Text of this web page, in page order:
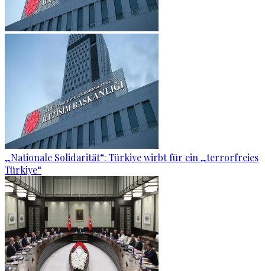
„Nationale Solidarität“: Türkiye wirbt für ein „terrorfreies
Türkiye“